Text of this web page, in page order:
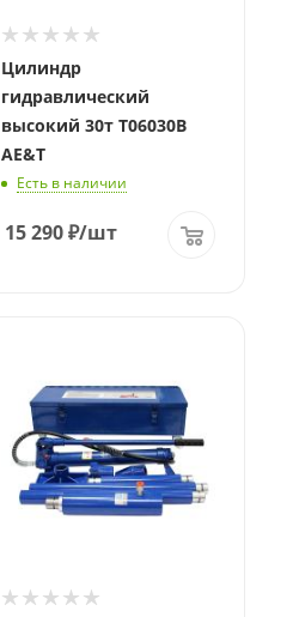
Цилиндр
гидравлический
высокий 30т T06030B
AE&T
Есть в наличии
15 290₽/шт